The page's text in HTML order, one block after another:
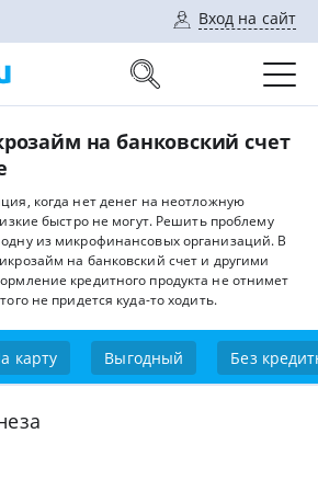
Вход на сайт
на банковский счет
когда нет денег на неотложную
быстро не могут. Решить проблему
из микрофинансовых организаций. В
на банковский счет и другими
кредитного продукта не отнимет
не придется куда-то ходить.
карту Выгодный Без